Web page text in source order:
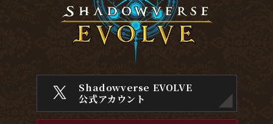
Shadowverse EVOLVE
公式アカウント